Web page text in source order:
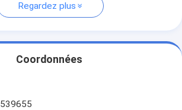
Regardez plus
Coordonnées